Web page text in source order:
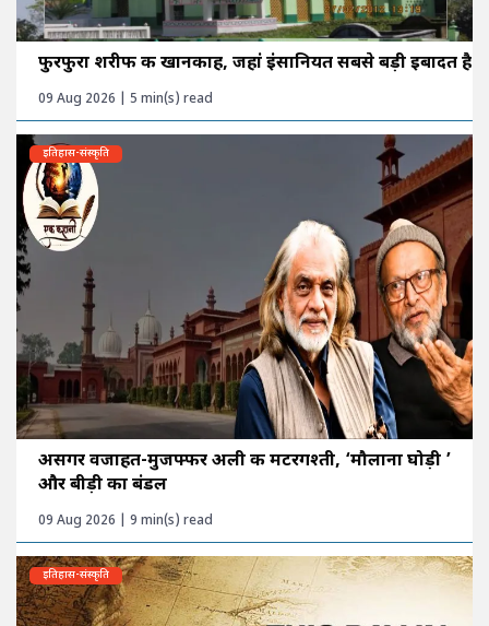
फुरफुरा शरीफ की खानकाह, जहां इंसानियत सबसे बड़ी इबादत है
09 Aug 2026 | 5 min(s) read
इतिहास-संस्कृति
असगर वजाहत-मुजफ्फर अली की मटरगश्ती, ‘मौलाना घोड़ी ’
और बीड़ी का बंडल
09 Aug 2026 | 9 min(s) read
इतिहास-संस्कृति